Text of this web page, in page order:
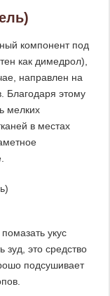
компонент под
как димедрол),
направлен на
Благодаря этому
мелких
в местах
укус
зуд, это средство
подсушивает